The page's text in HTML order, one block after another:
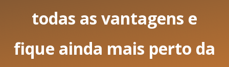
todas as vantagens e
fique ainda mais perto da